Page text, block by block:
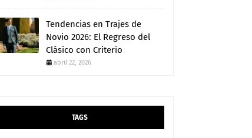
Tendencias en Trajes de
Novio 2026: El Regreso del
Clásico con Criterio
abril 22, 2026
TAGS